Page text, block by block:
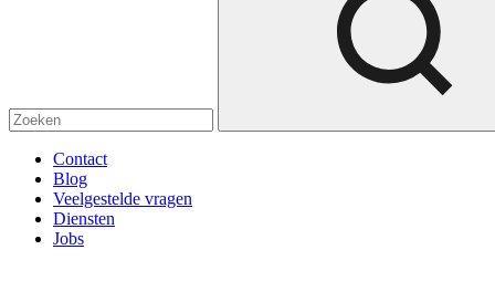
Contact
Blog
Veelgestelde vragen
Diensten
Jobs